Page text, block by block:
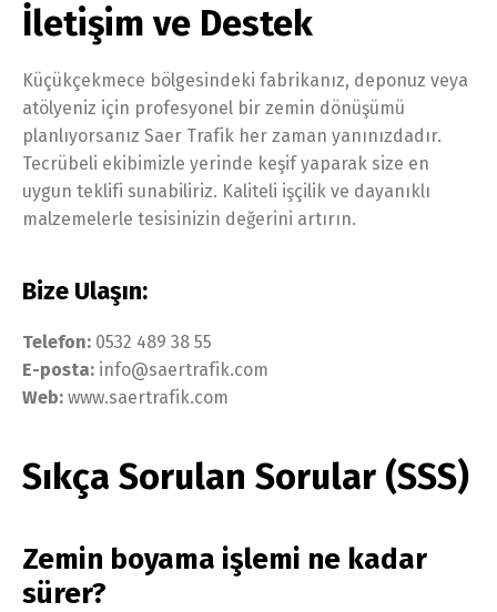
İletişim ve Destek
Küçükçekmece bölgesindeki fabrikanız, deponuz veya
atölyeniz için profesyonel bir zemin dönüşümü
planlıyorsanız Saer Trafik her zaman yanınızdadır.
Tecrübeli ekibimizle yerinde keşif yaparak size en
uygun teklifi sunabiliriz. Kaliteli işçilik ve dayanıklı
malzemelerle tesisinizin değerini artırın.
Bize Ulaşın:
Telefon: 0532 489 38 55
E-posta: info@saertrafik.com
Web: www.saertrafik.com
Sıkça Sorulan Sorular (SSS)
Zemin boyama işlemi ne kadar
sürer?